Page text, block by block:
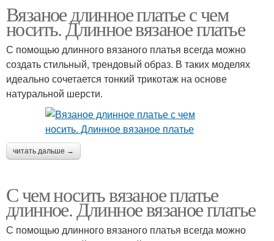
Вязаное длинное платье с чем
носить. Длинное вязаное платье
С помощью длинного вязаного платья всегда можно
создать стильный, трендовый образ. В таких моделях
идеально сочетается тонкий трикотаж на основе
натуральной шерсти.
читать дальше →
С чем носить вязаное платье
длинное. Длинное вязаное платье
С помощью длинного вязаного платья всегда можно